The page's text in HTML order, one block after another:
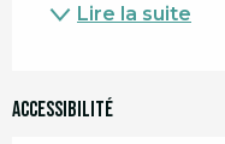
Lire la suite
Accessibilité